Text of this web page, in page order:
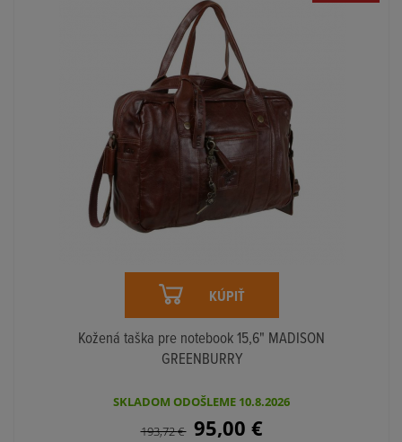
KÚPIŤ
Kožená taška pre notebook 15,6" MADISON
GREENBURRY
SKLADOM ODOŠLEME 10.8.2026
193,72€ 95,00 €